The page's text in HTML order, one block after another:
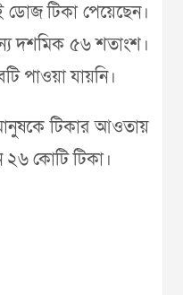
টিকা পেয়েছেন।
দশমিক ৫৬ শতাংশ।
পাওয়া যায়নি।
টিকার আওতায়
কোটি টিকা।